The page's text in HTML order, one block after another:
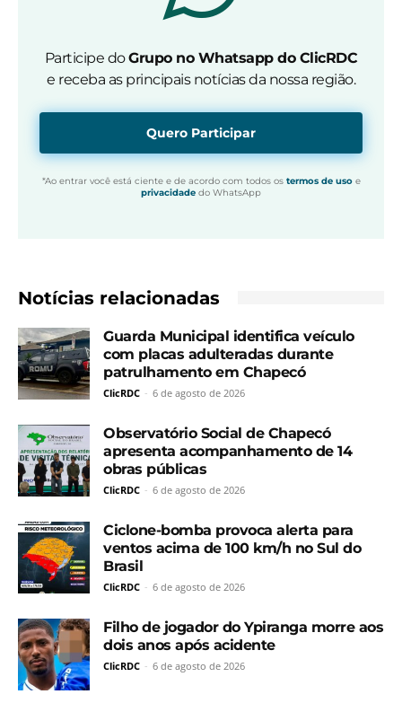
Participe doGrupo no Whatsapp do ClicRDC
e receba as principais notícias da nossa região.
Quero Participar
*Ao entrar você está ciente e de acordo com todos os termos de usoe
privacidade do WhatsApp
Notícias relacionadas
Guarda Municipal identifica veículo
com placas adulteradas durante
patrulhamento em Chapecó
ClicRDC - 6 de agosto de 2026
Observatório Social de Chapecó
apresenta acompanhamento de 14
obras públicas
ClicRDC - 6 de agosto de 2026
Ciclone-bomba provoca alerta para
ventos acima de 100 km/h no Sul do
Brasil
ClicRDC - 6 de agosto de 2026
Filho de jogador do Ypiranga morre aos
dois anos após acidente
ClicRDC - 6 de agosto de 2026